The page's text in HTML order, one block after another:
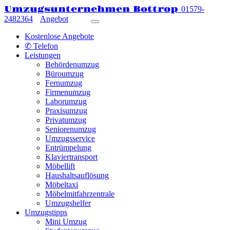
Umzugsunternehmen Bottrop 01579-
2482364
Angebot
Kostenlose Angebote
✆ Telefon
Leistungen
Behördenumzug
Büroumzug
Fernumzug
Firmenumzug
Laborumzug
Praxisumzug
Privatumzug
Seniorenumzug
Umzugsservice
Entrümpelung
Klaviertransport
Möbellift
Haushaltsauflösung
Möbeltaxi
Möbelmitfahrzentrale
Umzugshelfer
Umzugstipps
Mini Umzug